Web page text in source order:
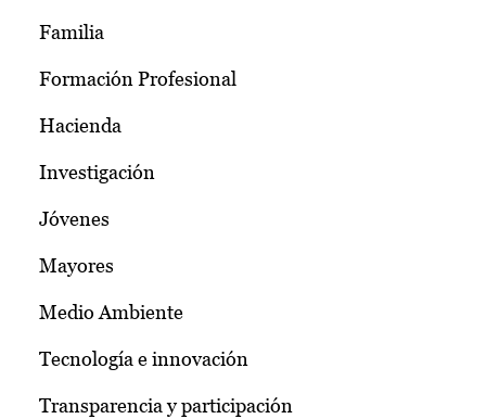
Familia
Formación Profesional
Hacienda
Investigación
Jóvenes
Mayores
Medio Ambiente
Tecnología e innovación
Transparencia y participación